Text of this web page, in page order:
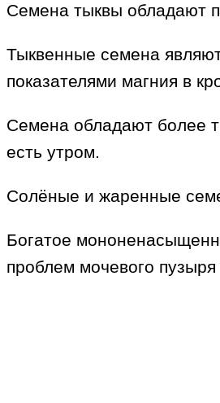
Семена тыквы обладают
Тыквенные семена
показателями магния в
Семена обладают более
есть утром.
Солёные и жаренные
Богатое
проблем мочевого